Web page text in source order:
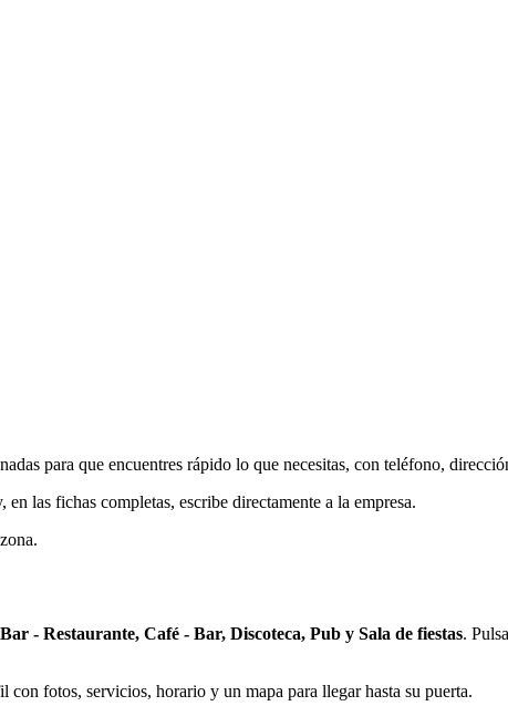
para que encuentres rápido lo que necesitas, con teléfono,
las fichas completas, escribe directamente a la empresa.
Bar - Restaurante, Café - Bar, Discoteca, Pub y Sala de fiestas.
fotos, servicios, horario y un mapa para llegar hasta su puerta.